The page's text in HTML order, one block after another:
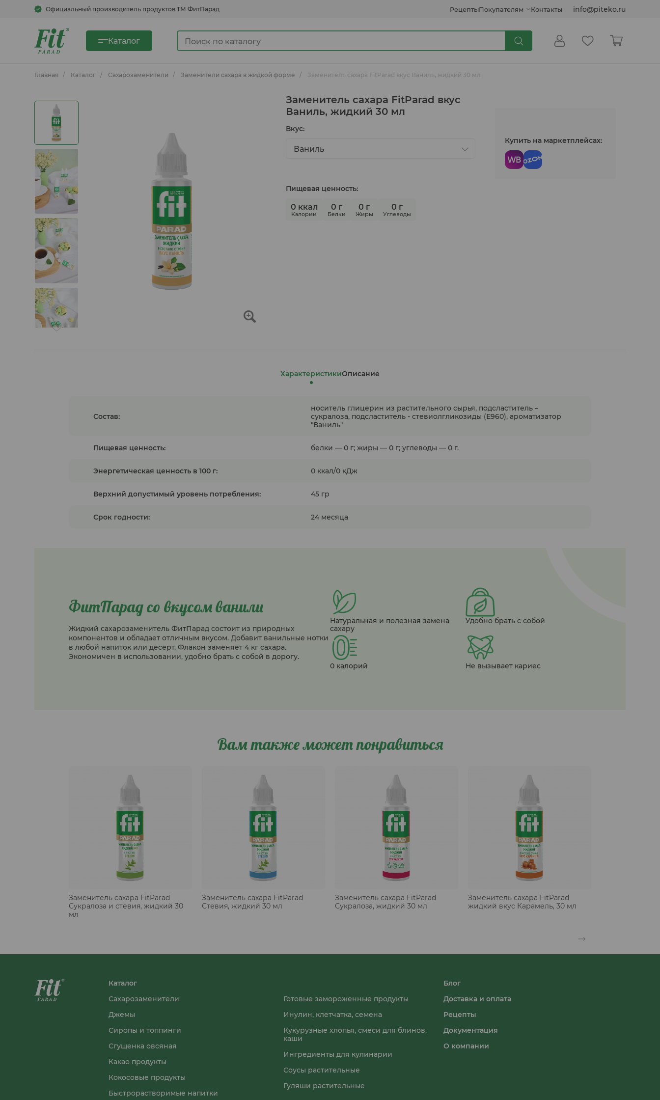
Официальный производитель продуктов ТМ ФитПарад
Джемы
Какао продукты
Инулин, клетчатка, семена
Кукурузные хлопья, смеси для
Гуляши растительные
РецептыПокупателям Контакты info@piteko.ru
Каталог
Главная Каталог Сахарозаменители Заменители сахара в жидкой форме Заменитель сахара FitParad вкус Ваниль, жидкий 30 мл
Купить на маркетплейсах:
Заменитель сахара FitParad вкус
Ваниль, жидкий 30 мл
Вкус:
Ваниль
Пищевая ценность:
0 ккал
Калории
0 г
Белки
0 г
Жиры
0 г
Углеводы
ХарактеристикиОписание
Состав:
носитель глицерин из растительного сырья, подсластитель –
сукралоза, подсластитель - стевиолгликозиды (Е960), ароматизатор
"Ваниль"
Пищевая ценность: белки — 0 г; жиры — 0 г; углеводы — 0 г.
Энергетическая ценность в 100 г: 0 ккал/0 кДж
Верхний допустимый уровень потребления: 45 гр
Срок годности: 24 месяца
ФитПарад со вкусом ванили
Жидкий сахарозаменитель ФитПарад состоит из природных
компонентов и обладает отличным вкусом. Добавит ванильные нотки
в любой напиток или десерт. Флакон заменяет 4 кг сахара.
Экономичен в использовании, удобно брать с собой в дорогу.
Натуральная и полезная замена
сахару
Удобно брать с собой
0 калорий Не вызывает кариес
Вам также может понравиться
Заменитель сахара FitParad
Сукралоза и стевия, жидкий 30
мл
Заменитель сахара FitParad
Стевия, жидкий 30 мл
Заменитель сахара FitParad
Сукралоза, жидкий 30 мл
Заменитель сахара FitParad
жидкий вкус Карамель, 30 мл
Каталог
Сахарозаменители
Джемы
Сиропы и топпинги
Сгущенка овсяная
Какао продукты
Кокосовые продукты
Быстрорастворимые напитки
Готовые замороженные продукты
Инулин, клетчатка, семена
Кукурузные хлопья, смеси для блинов,
каши
Ингредиенты для кулинарии
Соусы растительные
Гуляши растительные
Блог
Доставка и оплата
Рецепты
Документация
О компании